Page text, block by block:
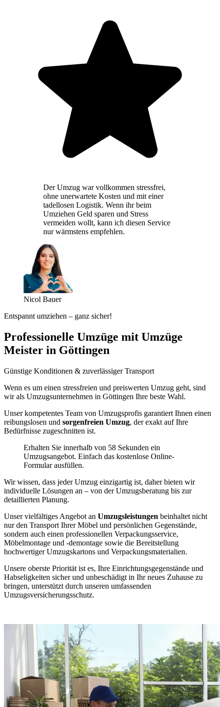
Der Umzug war vollkommen stressfrei,
ohne unerwartete Kosten und mit einer
tadellosen Logistik. Wenn ihr beim
Umziehen Geld sparen und Stress
vermeiden wollt, kann ich diesen Service
nur wärmstens empfehlen.
Nicol Bauer
Entspannt umziehen – ganz sicher!
Professionelle Umzüge mit Umzüge
Meister in Göttingen
Günstige Konditionen & zuverlässiger Transport
Wenn es um einen stressfreien und preiswerten Umzug geht, sind
wir als Umzugsunternehmen in Göttingen Ihre beste Wahl.
Unser kompetentes Team von Umzugsprofis garantiert Ihnen einen
reibungslosen und sorgenfreien Umzug, der exakt auf Ihre
Bedürfnisse zugeschnitten ist.
Erhalten Sie innerhalb von 58 Sekunden ein
Umzugsangebot. Einfach das kostenlose Online-
Formular ausfüllen.
Wir wissen, dass jeder Umzug einzigartig ist, daher bieten wir
individuelle Lösungen an – von der Umzugsberatung bis zur
detaillierten Planung.
Unser vielfältiges Angebot an Umzugsleistungen beinhaltet nicht
nur den Transport Ihrer Möbel und persönlichen Gegenstände,
sondern auch einen professionellen Verpackungsservice,
Möbelmontage und -demontage sowie die Bereitstellung
hochwertiger Umzugskartons und Verpackungsmaterialien.
Unsere oberste Priorität ist es, Ihre Einrichtungsgegenstände und
Habseligkeiten sicher und unbeschädigt in Ihr neues Zuhause zu
bringen, unterstützt durch unseren umfassenden
Umzugsversicherungsschutz.